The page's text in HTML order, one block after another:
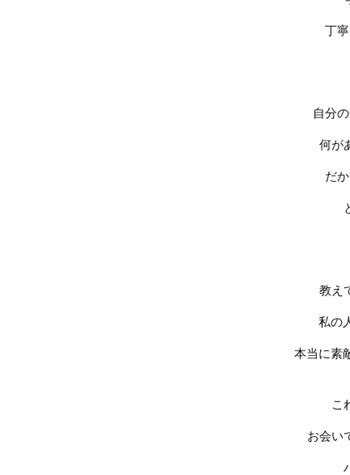
丁
自分
何が
だ
教え
私の
本当に素
こ
お会い